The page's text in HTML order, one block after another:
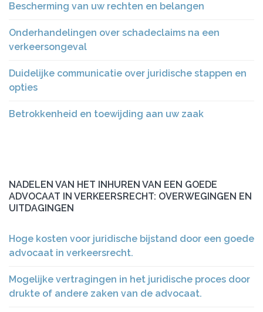
Bescherming van uw rechten en belangen
Onderhandelingen over schadeclaims na een
verkeersongeval
Duidelijke communicatie over juridische stappen en
opties
Betrokkenheid en toewijding aan uw zaak
NADELEN VAN HET INHUREN VAN EEN GOEDE
ADVOCAAT IN VERKEERSRECHT: OVERWEGINGEN EN
UITDAGINGEN
Hoge kosten voor juridische bijstand door een goede
advocaat in verkeersrecht.
Mogelijke vertragingen in het juridische proces door
drukte of andere zaken van de advocaat.